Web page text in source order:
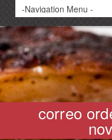
correo